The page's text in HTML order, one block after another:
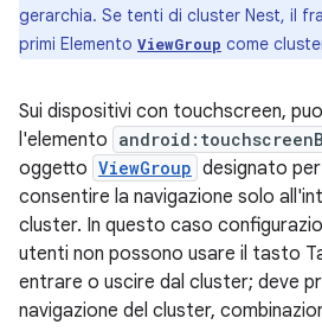
gerarchia. Se tenti di cluster Nest, il
primi Elemento ViewGroup come
Sui dispositivi con touchscreen,
l'elemento
oggetto ViewGroup designato
consentire la navigazione solo
cluster. In questo caso
utenti non possono usare il tasto
entrare o uscire dal cluster; deve
navigazione del cluster,